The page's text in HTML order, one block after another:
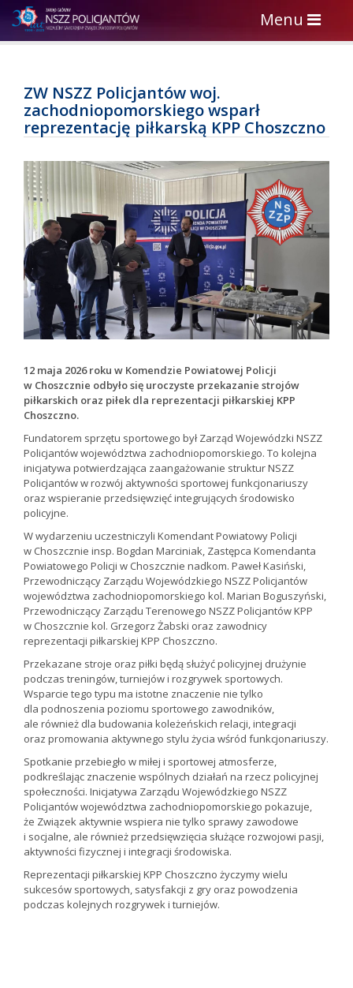
Toggle
navigation
Menu
ZW NSZZ Policjantów woj.
zachodniopomorskiego wsparł
reprezentację piłkarską KPP Choszczno
12 maja 2026 roku w Komendzie Powiatowej Policji
w Choszcznie odbyło się uroczyste przekazanie strojów
piłkarskich oraz piłek dla reprezentacji piłkarskiej KPP
Choszczno.
Fundatorem sprzętu sportowego był Zarząd Wojewódzki NSZZ
Policjantów województwa zachodniopomorskiego. To kolejna
inicjatywa potwierdzająca zaangażowanie struktur NSZZ
Policjantów w rozwój aktywności sportowej funkcjonariuszy
oraz wspieranie przedsięwzięć integrujących środowisko
policyjne.
W wydarzeniu uczestniczyli Komendant Powiatowy Policji
w Choszcznie insp. Bogdan Marciniak, Zastępca Komendanta
Powiatowego Policji w Choszcznie nadkom. Paweł Kasiński,
Przewodniczący Zarządu Wojewódzkiego NSZZ Policjantów
województwa zachodniopomorskiego kol. Marian Boguszyński,
Przewodniczący Zarządu Terenowego NSZZ Policjantów KPP
w Choszcznie kol. Grzegorz Żabski oraz zawodnicy
reprezentacji piłkarskiej KPP Choszczno.
Przekazane stroje oraz piłki będą służyć policyjnej drużynie
podczas treningów, turniejów i rozgrywek sportowych.
Wsparcie tego typu ma istotne znaczenie nie tylko
dla podnoszenia poziomu sportowego zawodników,
ale również dla budowania koleżeńskich relacji, integracji
oraz promowania aktywnego stylu życia wśród funkcjonariuszy.
Spotkanie przebiegło w miłej i sportowej atmosferze,
podkreślając znaczenie wspólnych działań na rzecz policyjnej
społeczności. Inicjatywa Zarządu Wojewódzkiego NSZZ
Policjantów województwa zachodniopomorskiego pokazuje,
że Związek aktywnie wspiera nie tylko sprawy zawodowe
i socjalne, ale również przedsięwzięcia służące rozwojowi pasji,
aktywności fizycznej i integracji środowiska.
Reprezentacji piłkarskiej KPP Choszczno życzymy wielu
sukcesów sportowych, satysfakcji z gry oraz powodzenia
podczas kolejnych rozgrywek i turniejów.